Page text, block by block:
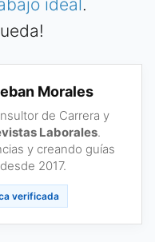
ideal.
Morales
de Carrera y
Laborales.
y creando guías
2017.
verificada